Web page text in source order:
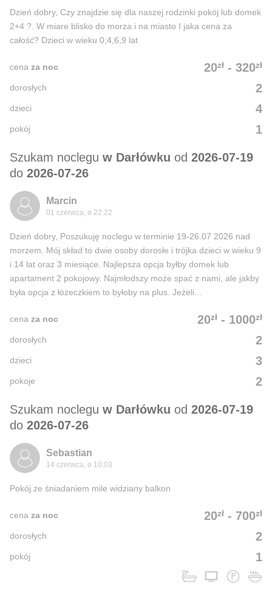
Dzień dobry, Czy znajdzie się dla naszej rodzinki pokój lub domek
2+4 ?. W miare blisko do morza i na miasto I jaka cena za
całość? Dzieci w wieku 0,4,6,9 lat
20zł - 320zł
cena za noc
2
dorosłych
4
dzieci
1
pokój
Szukam noclegu w Darłówku od 2026-07-19
do 2026-07-26
Marcin
01 czerwca, o 22:22
Dzień dobry, Poszukuję noclegu w terminie 19-26.07 2026 nad
morzem. Mój skład to dwie osoby dorosłe i trójka dzieci w wieku 9
i 14 lat oraz 3 miesiące. Najlepsza opcja byłby domek lub
apartament 2 pokojowy. Najmłodszy może spać z nami, ale jakby
była opcja z łóżeczkiem to byłoby na plus. Jeżeli...
20zł - 1000zł
cena za noc
2
dorosłych
3
dzieci
2
pokoje
Szukam noclegu w Darłówku od 2026-07-19
do 2026-07-26
Sebastian
14 czerwca, o 10:03
Pokój ze śniadaniem mile widziany balkon
20zł - 700zł
cena za noc
2
dorosłych
1
pokój